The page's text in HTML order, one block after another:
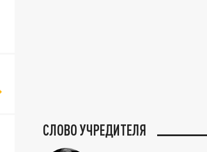
СЛОВО УЧРЕДИТЕЛЯ